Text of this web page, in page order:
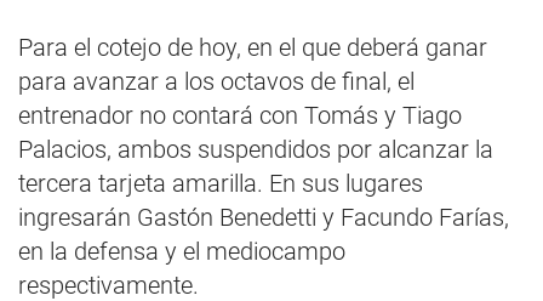
Para el cotejo de hoy, en el que deberá ganar
para avanzar a los octavos de final, el
entrenador no contará con Tomás y Tiago
Palacios, ambos suspendidos por alcanzar la
tercera tarjeta amarilla. En sus lugares
ingresarán Gastón Benedetti y Facundo Farías,
en la defensa y el mediocampo
respectivamente.